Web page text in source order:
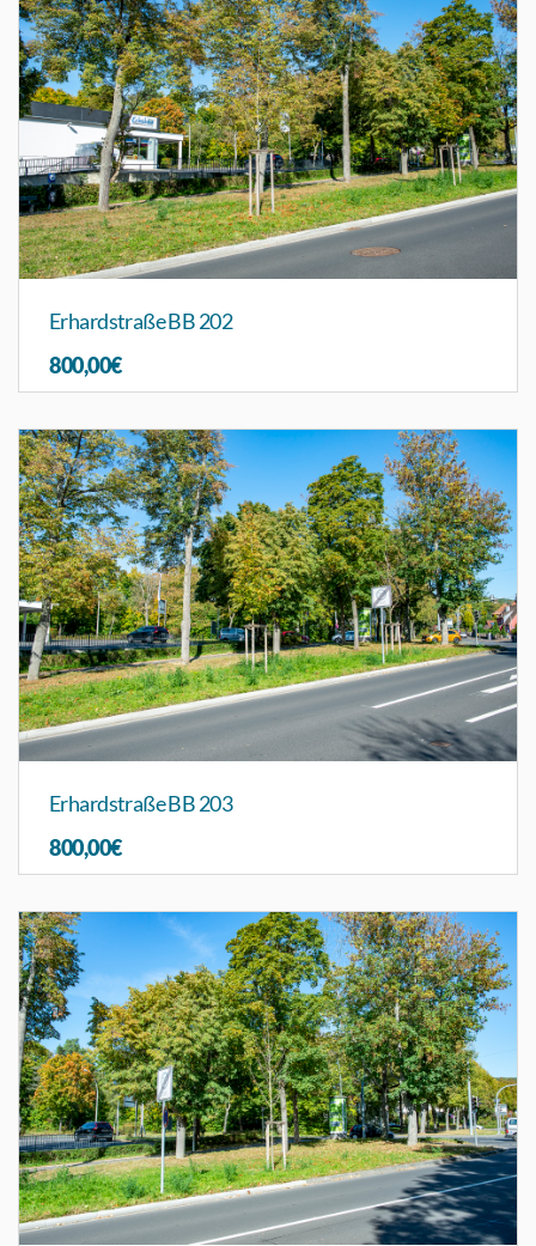
Erhardstraße BB 202
800,00€
Erhardstraße BB 203
800,00€